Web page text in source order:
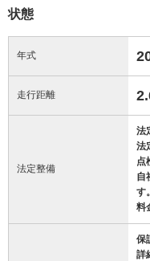
状態
年式
走行距離
法定整備
法
法
点
自
す
料
保
詳